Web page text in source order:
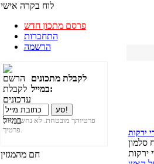
לוח בקרה אישי
פרסם מתכון חדש
התחברות
הרשמה
לקבלת מתכונים
במייל:
פרטיותך מובטחת. לא נחשוף את
פרטיך.
חם מהמגזין
ירקות
סלמון